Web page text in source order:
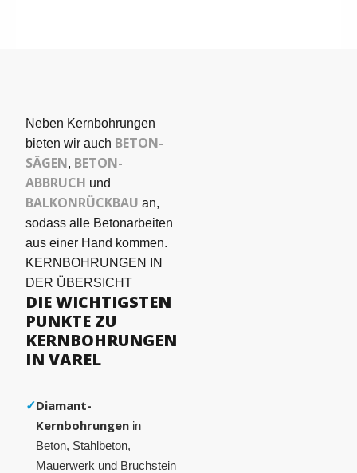
Neben Kernbohrungen
bieten wir auch BETON­
SÄGEN, BETON-
ABBRUCH und
BALKONRÜCKBAU an,
sodass alle Betonarbeiten
aus einer Hand kommen.
KERNBOHRUNGEN IN
DER ÜBERSICHT
DIE WICHTIGSTEN
PUNKTE ZU
KERNBOHRUNGEN
IN VAREL
✓Diamant-
Kernbohrungen in
Beton, Stahlbeton,
Mauerwerk und Bruchstein